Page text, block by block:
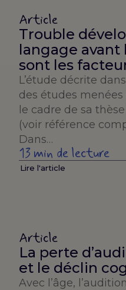
Article
Trouble
langage avant
sont les
L’étude décrite
des études
le cadre de sa
(voir référence
Dans…
13 min de lecture
Lire l'article
Article
La perte
et le déclin
Avec l’âge,